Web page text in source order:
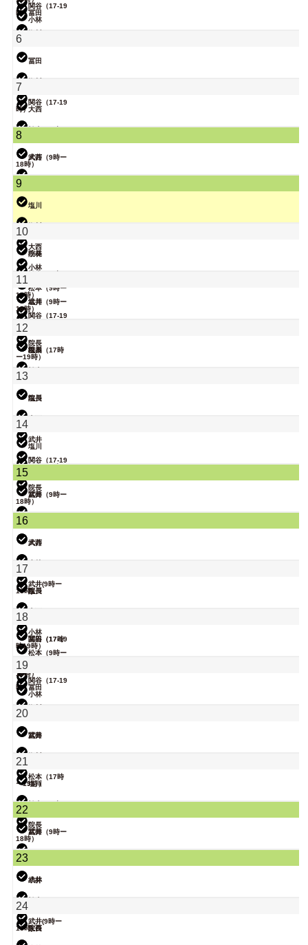
関谷（17-19
時）
小林
冨田
6
冨田
関谷（17-19
時）
院長
7
大西
松本（9時ー
18時）
武井
関谷（17-19
時）
8
大西（9時ー
18時）
武井
時）
院長
9
塩川
大西
小林
松本（9時ー
18時）
関谷（17-19
時）
院長
10
小林
18時）
武井
時）
院長
11
塩川（9時ー
18時）
松本（17時
ー19時）
院長
12
塩川
13
塩川
武井
関谷（17-19
時）
院長
14
塩川
松本（9時ー
18時）
武井
関谷（17-19
時）
15
冨田（9時ー
18時）
武井
時）
院長
16
大西
武井(9時ー
18時)
ト
関谷（17-19
時）
17
塩川
小林
松本（9時ー
18時）
関谷（17-19
時）
18
冨田（17時
ー19時）
18時）
小林
武井
19
冨田
20
冨田
松本（17時
ー19時）
武井
院長
21
塩川
松本（9時ー
18時）
武井
関谷（17-19
時）
22
冨田（9時ー
18時）
武井
時）
院長
23
小林
武井(9時ー
18時)
24
大西